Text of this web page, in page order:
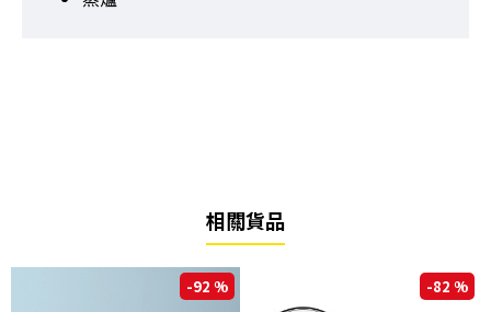
相關貨品
-92 % -82 %